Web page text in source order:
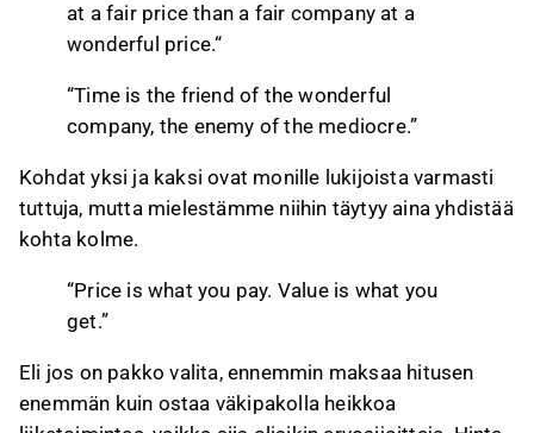
at a fair price than a fair company at a
wonderful price.“
“Time is the friend of the wonderful
company, the enemy of the mediocre.”
Kohdat yksi ja kaksi ovat monille lukijoista varmasti
tuttuja, mutta mielestämme niihin täytyy aina yhdistää
kohta kolme.
“Price is what you pay. Value is what you
get.”
Eli jos on pakko valita, ennemmin maksaa hitusen
enemmän kuin ostaa väkipakolla heikkoa